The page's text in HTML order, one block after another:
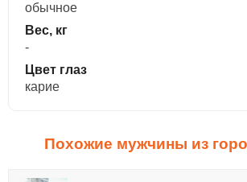
обычное
Вес, кг
-
Цвет глаз
карие
Похожие мужчины из